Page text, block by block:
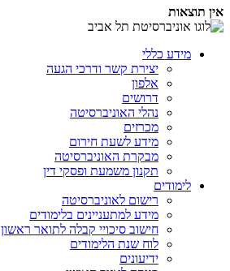
אין תוצאות
מידע כללי
יצירת קשר ודרכי הגעה
אלפון
דרושים
נהלי האוניברסיטה
מכרזים
מידע לשעת חירום
מבקרת האוניברסיטה
תקנון משמעת ופסקי דין
לימודים
רישום לאוניברסיטה
מידע למתעניינים בלימודים
חישוב סיכויי קבלה לתואר ראשון
לוח שנת הלימודים
ידיעונים